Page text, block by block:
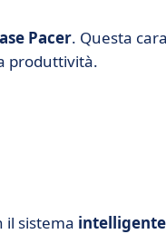
Pacer. Questa
produttività.
il sistema intelligente